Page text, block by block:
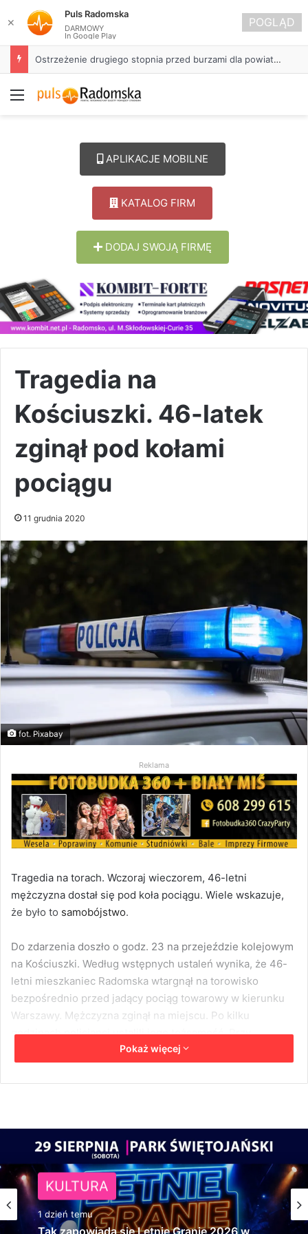
Około 90 tys. zł na szkolenia pracowników. PUP w Radomsku ogłasza nabór wniosków
Menu
APLIKACJE MOBILNE
KATALOG FIRM
DODAJ SWOJĄ FIRMĘ
Tragedia na
Kościuszki. 46-latek
zginął pod kołami
pociągu
11 grudnia 2020
fot. Pixabay
Reklama
Tragedia na torach. Wczoraj wieczorem, 46-letni
mężczyzna dostał się pod koła pociągu. Wiele wskazuje,
że było to samobójstwo.
Do zdarzenia doszło o godz. 23 na przejeździe kolejowym
na Kościuszki. Według wstępnych ustaleń wynika, że 46-
letni mieszkaniec Radomska wtargnął na torowisko
bezpośrednio przed jadący pociąg towarowy w kierunku
Warszawy. Mężczyzna zginął na miejscu. Po kilku
godzinach policjanci ustalili jego tożsamość. Przy
mężczyźnie nie znaleziono pożegnalnego listu. Komenda
Powiatowa Policji prowadzi śledztwo w tej sprawie.
naszą aplikację na swoim telefonie!
Pokaż więcej
KULTURA
1 dzień temu
Tak zapowiada się Letnie Granie 2026 w
✕
Puls Radomska
DARMOWY
In Google Play
POGLĄD